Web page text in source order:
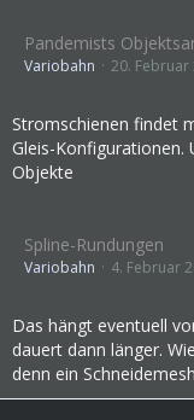
Pandemists
Variobahn 20. Februar
Stromschienen findet
Gleis-Konfigurationen.
Objekte
Spline-Rundungen
Variobahn 4. Februar
Das hängt eventuell
dauert dann länger.
denn ein